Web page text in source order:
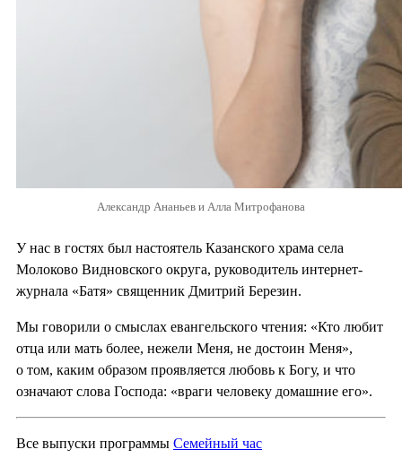
Александр Ананьев и Алла Митрофанова
У нас в гостях был настоятель Казанского храма села
Молоково Видновского округа, руководитель интернет-
журнала «Батя» священник Дмитрий Березин.
Мы говорили о смыслах евангельского чтения: «Кто любит
отца или мать более, нежели Меня, не достоин Меня»,
о том, каким образом проявляется любовь к Богу, и что
означают слова Господа: «враги человеку домашние его».
Все выпуски программы Семейный час